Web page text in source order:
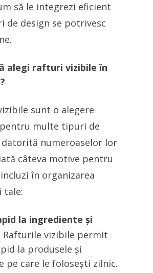
să le integrezi eficient
de design se potrivesc
alegi rafturi vizibile în
sunt o alegere
multe tipuri de
numeroaselor lor
câteva motive pentru
în organizarea
tale:
la ingrediente și
Rafturile vizibile permit
la produsele și
pe care le folosești zilnic.